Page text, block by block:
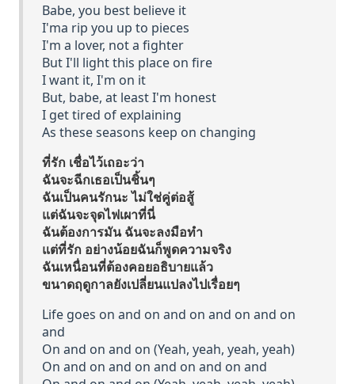
Babe, you best believe it
I'ma rip you up to pieces
I'm a lover, not a fighter
But I'll light this place on fire
I want it, I'm on it
But, babe, at least I'm honest
I get tired of explaining
As these seasons keep on changing
ที่รัก เชื่อไว้เถอะว่า
ฉันจะฉีกเธอเป็นชิ้นๆ
ฉันเป็นคนรักนะ ไม่ใช่คู่ต่อสู้
แต่ฉันจะจุดไฟเผาที่นี่
ฉันต้องการมัน ฉันจะลงมือทำ
แต่ที่รัก อย่างน้อยฉันก็พูดความจริง
ฉันเหนื่อนที่ต้องคอยอธิบายแล้ว
ขนาดฤดูกาลยังเปลี่ยนแปลงไปเรื่อยๆ
Life goes on and on and on and on and on
and
On and on and on (Yeah, yeah, yeah, yeah)
On and on and on and on and on and